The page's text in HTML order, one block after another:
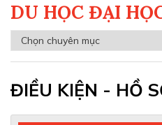
DU HỌC ĐẠI
ĐIỀU KIỆN - HỒ